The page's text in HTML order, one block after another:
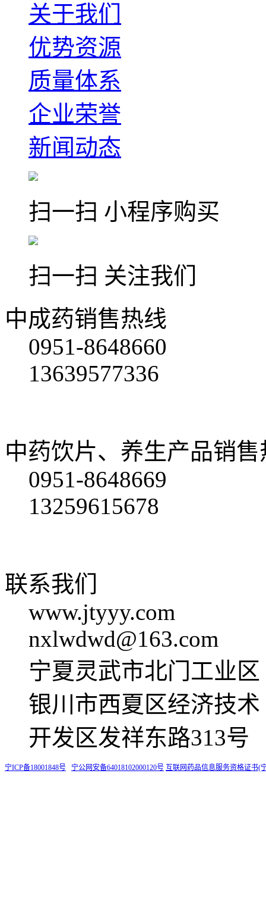
关于我们
优势资源
质量体系
企业荣誉
新闻动态
扫一扫 小程序购买
扫一扫 关注我们
中成药销售热线
0951-8648660
13639577336
中药饮片、养生产品销售
0951-8648669
13259615678
联系我们
www.jtyyy.com
nxlwdwd@163.com
宁夏灵武市北门工业区
银川市西夏区经济技术
开发区发祥东路313号
宁ICP备18001848号 宁公网安备64018102000120号 互联网药品信息服务资格证书(